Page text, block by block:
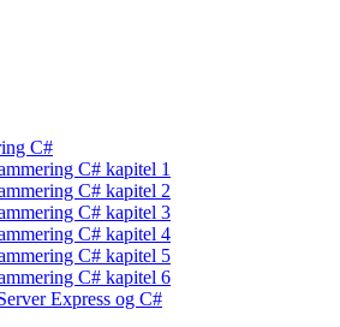
C#
C# kapitel 1
C# kapitel 2
C# kapitel 3
C# kapitel 4
C# kapitel 5
C# kapitel 6
Express og C#